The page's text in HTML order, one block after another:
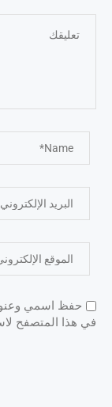
حفظ اسمي
في هذا المتصفح